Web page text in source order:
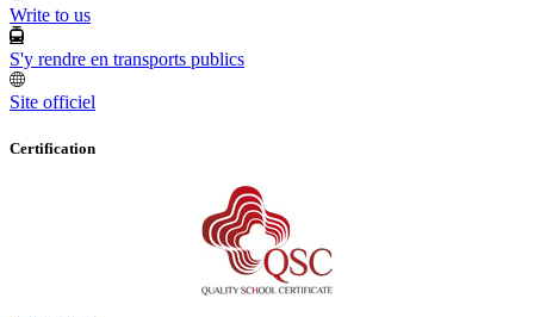
Write to us
S'y rendre en transports publics
Site officiel
Certification